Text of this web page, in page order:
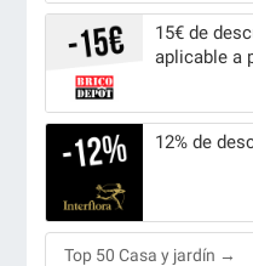
15€ de
aplicable a
12% de
Top 50 Casa y jardín →